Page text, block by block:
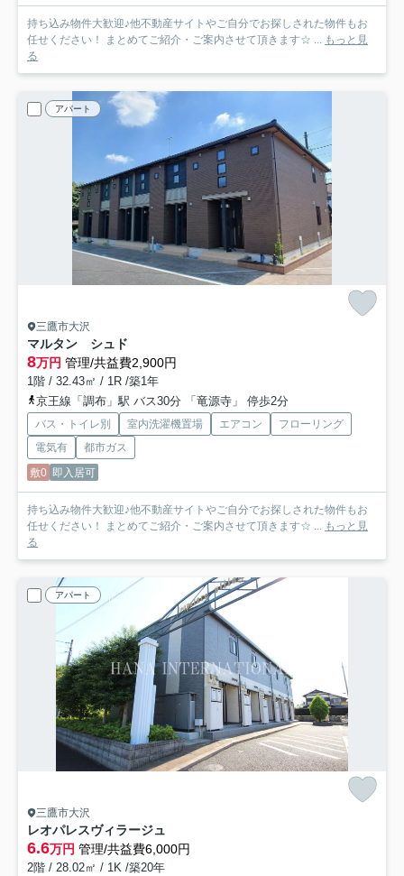
持ち込み物件大歓迎♪他不動産サイトやご自分でお探しされた物件もお
任せください！ まとめてご紹介・ご案内させて頂きます☆ ... もっと見
る
アパート
三鷹市大沢
マルタン シュド
8万円 管理/共益費2,900円
1階 / 32.43㎡ / 1R /築1年
京王線「調布」駅 バス30分 「竜源寺」 停歩2分
バス・トイレ別 室内洗濯機置場 エアコン
フローリング
電気有
都市ガス
敷0 即入居可
持ち込み物件大歓迎♪他不動産サイトやご自分でお探しされた物件もお
任せください！ まとめてご紹介・ご案内させて頂きます☆ ... もっと見
る
アパート
三鷹市大沢
レオパレスヴィラージュ
6.6万円 管理/共益費6,000円
2階 / 28.02㎡ / 1K /築20年